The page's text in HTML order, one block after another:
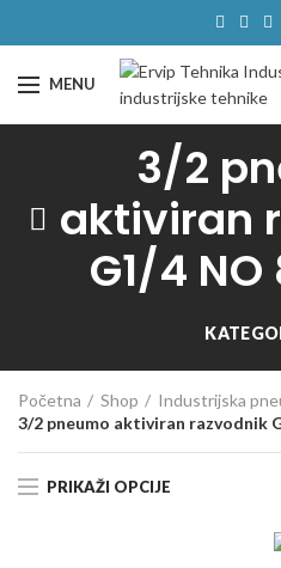
MENU
3/2
aktiviran
G1/4
Početna Shop Industrijska
3/2 pneumo aktiviran razvodnik
PRIKAŽI OPCIJE